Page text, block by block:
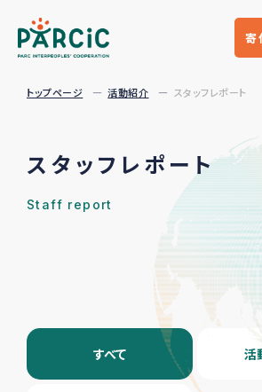
寄
トップページ 活動紹介 スタッフレポート
スタッフレポート
Staff report
すべて 活